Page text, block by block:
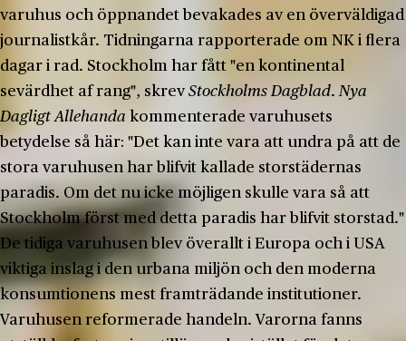
varuhus och öppnandet bevakades av en överväldigad
journalistkår. Tidningarna rapporterade om NK i flera
dagar i rad. Stockholm har fått "en kontinental
sevärdhet af rang", skrevStockholms Dagblad.Nya
Dagligt Allehanda kommenterade varuhusets
betydelse så här: "Det kan inte vara att undra på att de
stora varuhusen har blifvit kallade storstädernas
paradis. Om det nu icke möjligen skulle vara så att
Stockholm först med detta paradis har blifvit storstad."
De tidiga varuhusen blev överallt i Europa och i USA
viktiga inslag i den urbana miljön och den moderna
konsumtionens mest framträdande institutioner.
Varuhusen reformerade handeln. Varorna fanns